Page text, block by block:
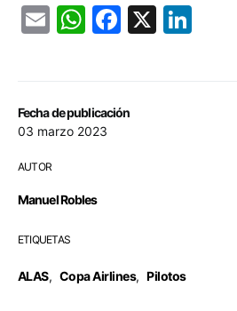
Fecha de publicación
03 marzo 2023
AUTOR
Manuel Robles
ETIQUETAS
ALAS, Copa Airlines, Pilotos
EmailWhatsApp
Facebook
X